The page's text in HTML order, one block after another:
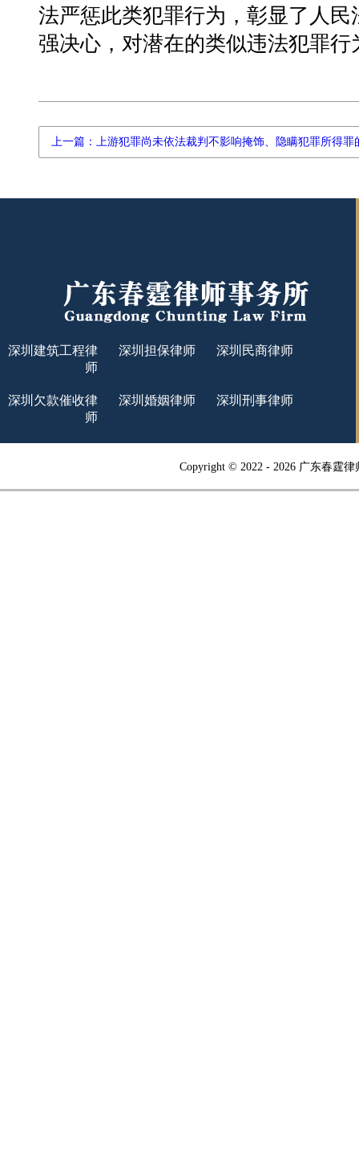
法严惩此类犯罪行为，彰显了人
强决心，对潜在的类似违法犯罪
上一篇：上游犯罪尚未依法裁判不影响掩饰、隐瞒犯罪所得罪
深圳建筑工程律
师
深圳担保律师 深圳民商律师
深圳欠款催收律
师
深圳婚姻律师 深圳刑事律师
Copyright © 2022 - 2026 广东春霆